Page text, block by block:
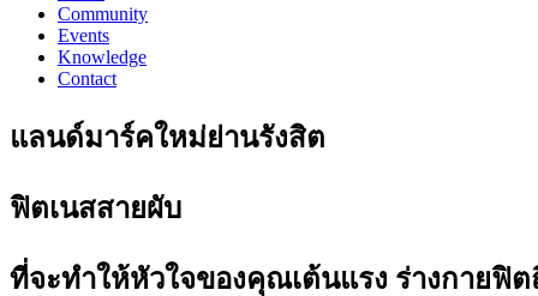
Community
Events
Knowledge
Contact
แลนด์มาร์คใหม่ย่านรังสิต
ฟิตเนสสายผับ
ที่จะทำให้หัวใจของคุณเต้นแรง ร่างกายฟิ